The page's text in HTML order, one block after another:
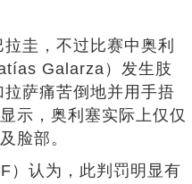
圭，不过比赛中奥利
Galarza）发生肢
萨痛苦倒地并用手捂
示，奥利塞实际上仅仅
脸部。
）认为，此判罚明显有